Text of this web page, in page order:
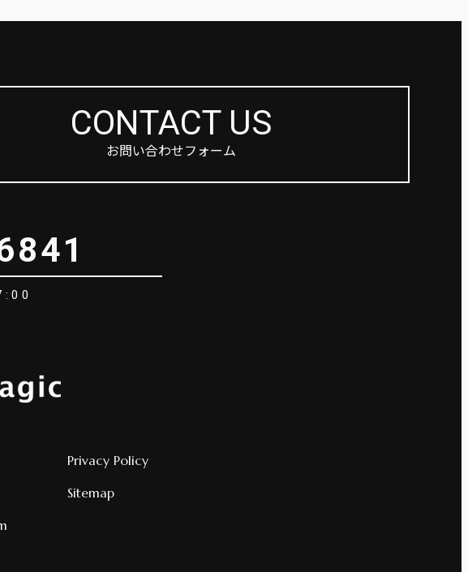
CONTACT US
お問い合わせフォーム
Privacy Policy
Sitemap